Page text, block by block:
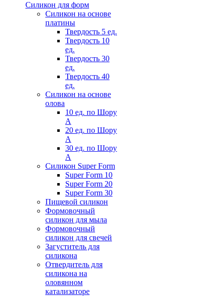
Силикон для форм
Силикон на основе
платины
Твердость 5 ед.
Твердость 10
ед.
Твердость 30
ед.
Твердость 40
ед.
Силикон на основе
олова
10 ед. по Шору
А
20 ед. по Шору
А
30 ед. по Шору
А
Силикон Super Form
Super Form 10
Super Form 20
Super Form 30
Пищевой силикон
Формовочный
силикон для мыла
Формовочный
силикон для свечей
Загуститель для
силикона
Отвердитель для
силикона на
оловянном
катализаторе